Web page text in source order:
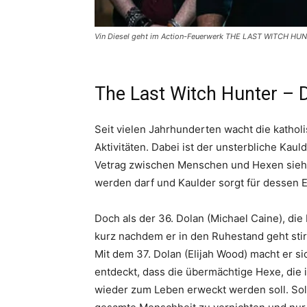
Vin Diesel geht im Action-Feuerwerk THE LAST WITCH
The Last Witch Hunter –
Seit vielen Jahrhunderten wacht die
Aktivitäten. Dabei ist der unsterbliche
Vetrag zwischen Menschen und Hexen
werden darf und Kaulder sorgt für dessen
Doch als der 36. Dolan (Michael Caine),
kurz nachdem er in den Ruhestand geht
Mit dem 37. Dolan (Elijah Wood) macht er
entdeckt, dass die übermächtige Hexe,
wieder zum Leben erweckt werden soll.